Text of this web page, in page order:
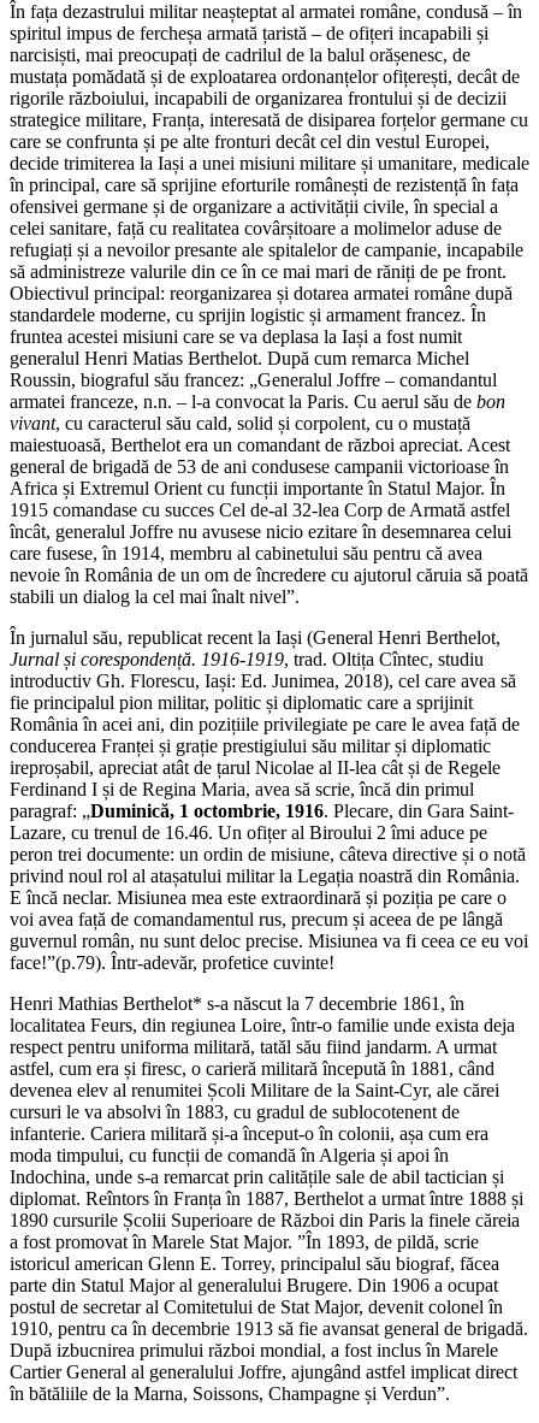
În fața dezastrului militar neașteptat al armatei române, condusă – în
spiritul impus de fercheșa armată țaristă – de ofițeri incapabili și
narcisiști, mai preocupați de cadrilul de la balul orășenesc, de
mustața pomădată și de exploatarea ordonanțelor ofițerești, decât de
rigorile războiului, incapabili de organizarea frontului și de decizii
strategice militare, Franța, interesată de disiparea forțelor germane cu
care se confrunta și pe alte fronturi decât cel din vestul Europei,
decide trimiterea la Iași a unei misiuni militare și umanitare, medicale
în principal, care să sprijine eforturile românești de rezistență în fața
ofensivei germane și de organizare a activității civile, în special a
celei sanitare, față cu realitatea covârșitoare a molimelor aduse de
refugiați și a nevoilor presante ale spitalelor de campanie, incapabile
să administreze valurile din ce în ce mai mari de răniți de pe front.
Obiectivul principal: reorganizarea și dotarea armatei române după
standardele moderne, cu sprijin logistic și armament francez. În
fruntea acestei misiuni care se va deplasa la Iași a fost numit
generalul Henri Matias Berthelot. După cum remarca Michel
Roussin, biograful său francez: „Generalul Joffre – comandantul
armatei franceze, n.n. – l-a convocat la Paris. Cu aerul său de bon
vivant, cu caracterul său cald, solid și corpolent, cu o mustață
maiestuoasă, Berthelot era un comandant de război apreciat. Acest
general de brigadă de 53 de ani condusese campanii victorioase în
Africa și Extremul Orient cu funcții importante în Statul Major. În
1915 comandase cu succes Cel de-al 32-lea Corp de Armată astfel
încât, generalul Joffre nu avusese nicio ezitare în desemnarea celui
care fusese, în 1914, membru al cabinetului său pentru că avea
nevoie în România de un om de încredere cu ajutorul căruia să poată
stabili un dialog la cel mai înalt nivel”.
În jurnalul său, republicat recent la Iași (General Henri Berthelot,
Jurnal și corespondență. 1916-1919, trad. Oltița Cîntec, studiu
introductiv Gh. Florescu, Iași: Ed. Junimea, 2018), cel care avea să
fie principalul pion militar, politic și diplomatic care a sprijinit
România în acei ani, din pozițiile privilegiate pe care le avea față de
conducerea Franței și grație prestigiului său militar și diplomatic
ireproșabil, apreciat atât de țarul Nicolae al II-lea cât și de Regele
Ferdinand I și de Regina Maria, avea să scrie, încă din primul
paragraf: „Duminică, 1 octombrie, 1916. Plecare, din Gara Saint-
Lazare, cu trenul de 16.46. Un ofițer al Biroului 2 îmi aduce pe
peron trei documente: un ordin de misiune, câteva directive și o notă
privind noul rol al atașatului militar la Legația noastră din România.
E încă neclar. Misiunea mea este extraordinară și poziția pe care o
voi avea față de comandamentul rus, precum și aceea de pe lângă
guvernul român, nu sunt deloc precise. Misiunea va fi ceea ce eu voi
face!”(p.79). Într-adevăr, profetice cuvinte!
Henri Mathias Berthelot* s-a născut la 7 decembrie 1861, în
localitatea Feurs, din regiunea Loire, într-o familie unde exista deja
respect pentru uniforma militară, tatăl său fiind jandarm. A urmat
astfel, cum era și firesc, o carieră militară începută în 1881, când
devenea elev al renumitei Școli Militare de la Saint-Cyr, ale cărei
cursuri le va absolvi în 1883, cu gradul de sublocotenent de
infanterie. Cariera militară și-a început-o în colonii, așa cum era
moda timpului, cu funcții de comandă în Algeria și apoi în
Indochina, unde s-a remarcat prin calitățile sale de abil tactician și
diplomat. Reîntors în Franța în 1887, Berthelot a urmat între 1888 și
1890 cursurile Școlii Superioare de Război din Paris la finele căreia
a fost promovat în Marele Stat Major. ”În 1893, de pildă, scrie
istoricul american Glenn E. Torrey, principalul său biograf, făcea
parte din Statul Major al generalului Brugere. Din 1906 a ocupat
postul de secretar al Comitetului de Stat Major, devenit colonel în
1910, pentru ca în decembrie 1913 să fie avansat general de brigadă.
După izbucnirea primului război mondial, a fost inclus în Marele
Cartier General al generalului Joffre, ajungând astfel implicat direct
în bătăliile de la Marna, Soissons, Champagne și Verdun”.